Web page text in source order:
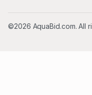
©2026 AquaBid.com. All